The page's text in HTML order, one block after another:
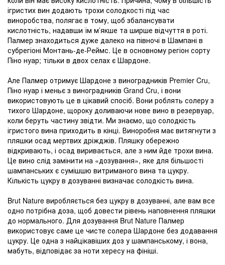
ігристих вин додають трохи солодкості під час
виноробства, полягає в тому, щоб збалансувати
кислотність, надавши їм м’якше та ширше відчуття в роті.
Палмер знаходиться дуже далеко на півночі в Шампані в
субрегіоні Монтань-де-Реймс. Це в основному регіон сорту
Піно нуар; тільки в двох селах є Шардоне.
Але Палмер отримує Шардоне з виноградників Premier Cru,
Піно нуар і меньє з виноградників Grand Cru, і вони
використовують це в цікавий спосіб. Вони роблять солеру з
тихого Шардоне, щороку доливаючи нове вино в резервуар,
коли беруть частину звідти. Ми знаємо, що солодкість
ігристого вина приходить в кінці. Виноробня має витягнути з
пляшки осад мертвих дріжджів. Пляшку обережно
відкривають, і осад виривається, але з ним йде трохи вина.
Це вино слід замінити на «дозування», яке для більшості
шампанських є сумішшю витриманого вина та цукру.
Кількість цукру в дозуванні визначає солодкість вина.
Brut Nature виробляється без цукру в дозуванні, але вам все
одно потрібна доза, щоб довести рівень наповнення пляшки
до нормального. Для дозування Brut Nature Палмер
використовує саме це чисте солера Шардоне без додавання
цукру. Це одна з найцікавіших доз у шампанському, і вона,
мабуть, відповідає за ноти хересу на фініші.